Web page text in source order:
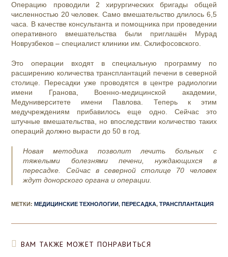
Операцию проводили 2 хирургических бригады общей
численностью 20 человек. Само вмешательство длилось 6,5
часа. В качестве консультанта и помощника при проведении
оперативного вмешательства были приглашён Мурад
Новрузбеков – специалист клиники им. Склифосовского.
Это операции входят в специальную программу по
расширению количества трансплантаций печени в северной
столице. Пересадки уже проводятся в центре радиологии
имени Гранова, Военно-медицинской академии,
Медуниверситете имени Павлова. Теперь к этим
медучреждениям прибавилось еще одно. Сейчас это
штучные вмешательства, но впоследствии количество таких
операций должно вырасти до 50 в год.
Новая методика позволит лечить больных с
тяжелыми болезнями печени, нуждающихся в
пересадке. Сейчас в северной столице 70 человек
ждут донорского органа и операции.
МЕТКИ:МЕДИЦИНСКИЕ ТЕХНОЛОГИИ, ПЕРЕСАДКА, ТРАНСПЛАНТАЦИЯ
ВАМ ТАКЖЕ МОЖЕТ ПОНРАВИТЬСЯ